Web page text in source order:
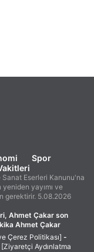
Spor
Sanat Eserleri Kanunu'na
yayımı ve
gerektirir. 5.08.2026
Ahmet Çakar son
Ahmet Çakar
Çerez Politikası] -
[Ziyaretçi Aydınlatma